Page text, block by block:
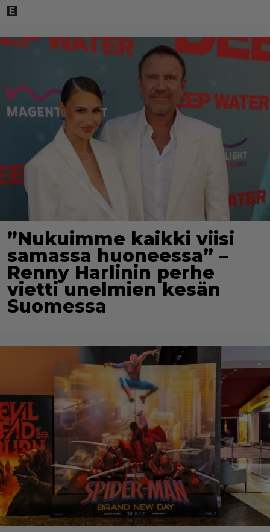
”Nukuimme kaikki viisi
samassa huoneessa” –
Renny Harlinin perhe
vietti unelmien kesän
Suomessa